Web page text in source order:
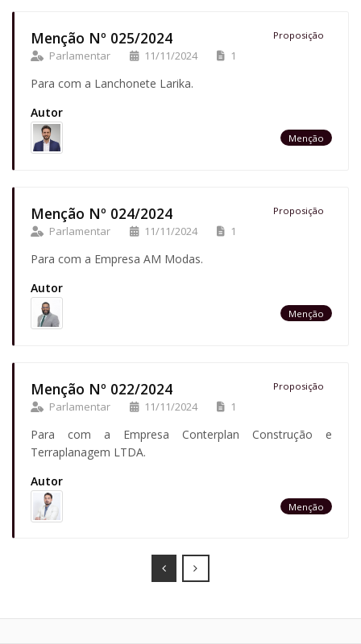
Menção Nº 025/2024 Proposição
Parlamentar 11/11/2024 1
Para com a Lanchonete Larika.
Autor
Menção
Menção Nº 024/2024 Proposição
Parlamentar 11/11/2024 1
Para com a Empresa AM Modas.
Autor
Menção
Menção Nº 022/2024 Proposição
Parlamentar 11/11/2024 1
Para com a Empresa Conterplan Construção e
Terraplanagem LTDA.
Autor
Menção
Prev Next